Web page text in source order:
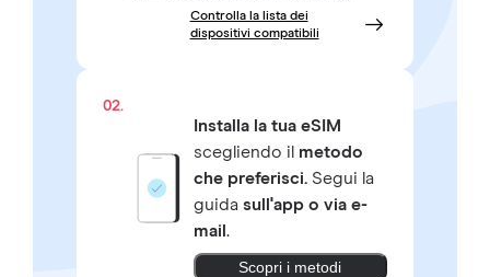
Controlla la lista dei
dispositivi compatibili
02.
Installa la tua eSIM
scegliendo il metodo
che preferisci.Segui la
guida sull'app o via e-
mail .
Scopri i metodi